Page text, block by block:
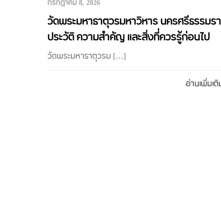
กรกฎาคม 8, 2026
วัดพระมหาธาตุวรมหาวิหาร นครศรีธรรมร
ประวัติ ความสำคัญ และสิ่งที่ควรรู้ก่อนไป
วัดพระมหาธาตุวรม […]
อ่านเพิ่มเ